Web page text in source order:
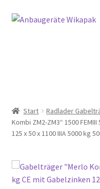
Zur
Zum
Händlerbereich
Über uns
Start Radlader
Kombi ZM2-ZM3“ 1500
125 x 50 x 1100 IIIA 5000 kg